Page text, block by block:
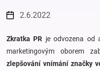
Pokojíček
a
kojenecká
2.6.2022
Zkratka PR je odvozena od
marketingovým oborem
zlepšování vnímání značky